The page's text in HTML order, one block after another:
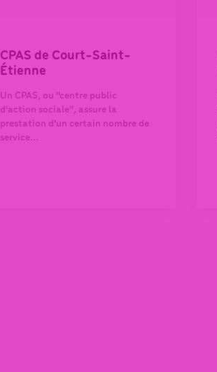
CPAS de Court-Saint-
Étienne
Un CPAS, ou "centre public
d'action sociale", assure la
prestation d'un certain nombre de
service...